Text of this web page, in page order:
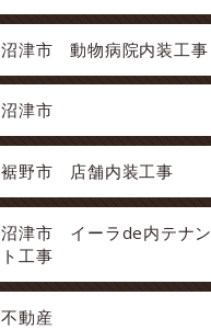
沼津市 動物病院内装工事
沼津市
裾野市 店舗内装工事
沼津市 イーラde内テナン
ト工事
不動産